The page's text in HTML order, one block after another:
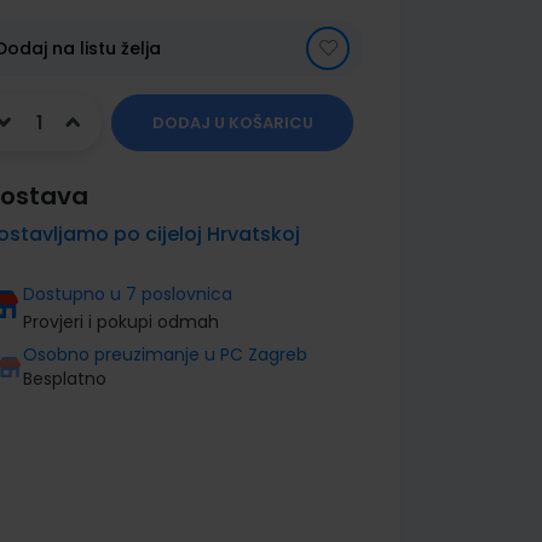
na listu želja
DODAJ U KOŠARICU
po cijeloj Hrvatskoj
Dostupno u 7 poslovnica
Provjeri i pokupi odmah
Osobno preuzimanje u PC Zagreb
Besplatno